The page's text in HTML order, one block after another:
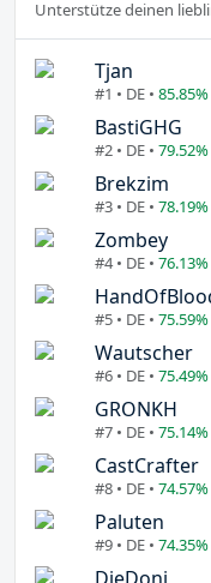
Unterstütze deinen
Tjan
#1 • DE • 85.85%
BastiGHG
#2 • DE • 79.52%
Brekzim
#3 • DE • 78.19%
Zombey
#4 • DE • 76.13%
#5 • DE • 75.59%
Wautscher
#6 • DE • 75.49%
GRONKH
#7 • DE • 75.14%
CastCrafter
#8 • DE • 74.57%
Paluten
#9 • DE • 74.35%